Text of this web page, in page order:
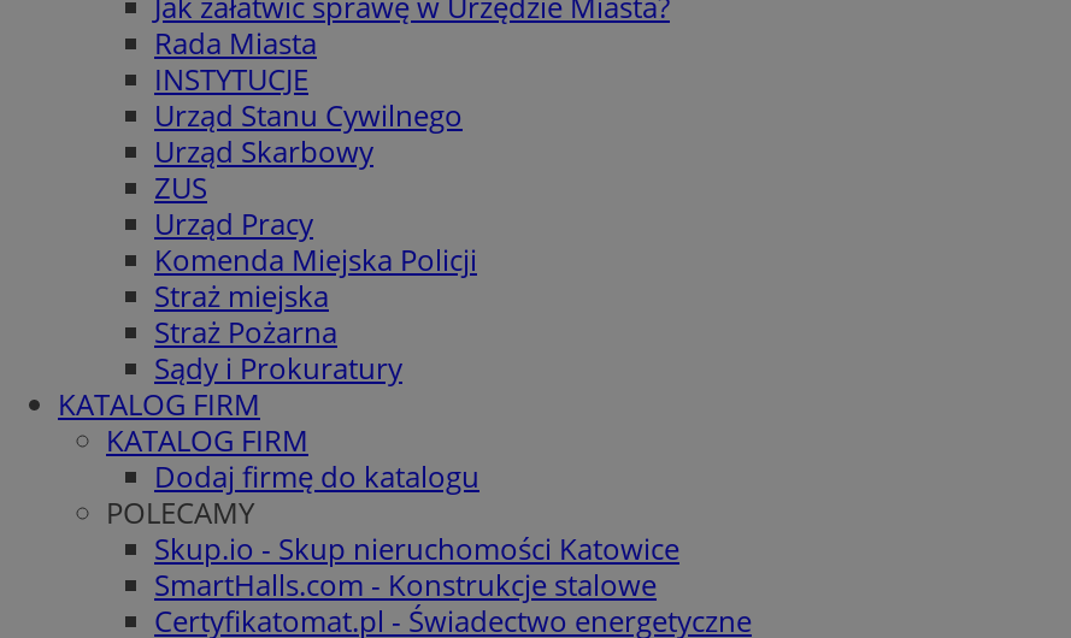
Rada Miasta
INSTYTUCJE
Urząd Stanu Cywilnego
Urząd Skarbowy
ZUS
Urząd Pracy
Komenda Miejska Policji
Straż miejska
Straż Pożarna
Sądy i Prokuratury
KATALOG FIRM
KATALOG FIRM
Dodaj firmę do katalogu
POLECAMY
Skup.io - Skup nieruchomości Katowice
SmartHalls.com - Konstrukcje stalowe
Certyfikatomat.pl - Świadectwo energetyczne